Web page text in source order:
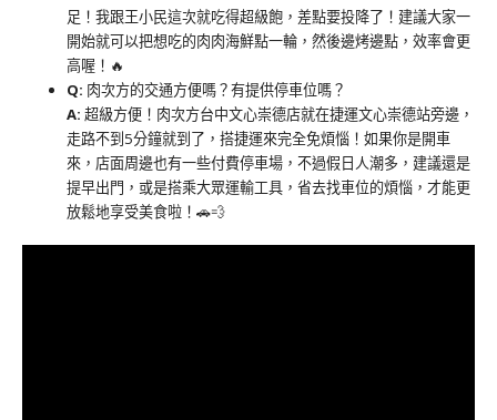
足！我跟王小民這次就吃得超級飽，差點要投降了！建議大家一
開始就可以把想吃的肉肉海鮮點一輪，然後邊烤邊點，效率會更
高喔！🔥
Q: 肉次方的交通方便嗎？有提供停車位嗎？
A: 超級方便！肉次方台中文心崇德店就在捷運文心崇德站旁邊，
走路不到5分鐘就到了，搭捷運來完全免煩惱！如果你是開車
來，店面周邊也有一些付費停車場，不過假日人潮多，建議還是
提早出門，或是搭乘大眾運輸工具，省去找車位的煩惱，才能更
放鬆地享受美食啦！🚗💨